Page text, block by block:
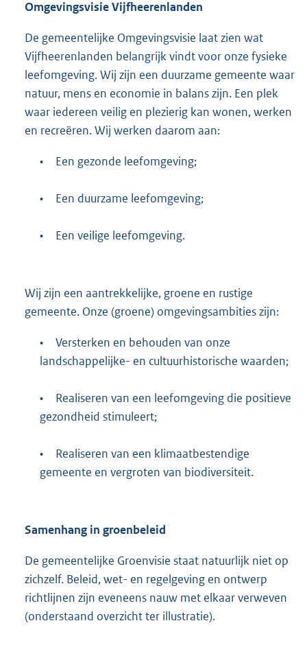
Omgevingsvisie Vijfheerenlanden
De gemeentelijke Omgevingsvisie laat zien wat
Vijfheerenlanden belangrijk vindt voor onze fysieke
leefomgeving. Wij zijn een duurzame gemeente waar
natuur, mens en economie in balans zijn. Een plek
waar iedereen veilig en plezierig kan wonen, werken
en recreëren. Wij werken daarom aan:
• Een gezonde leefomgeving;
• Een duurzame leefomgeving;
• Een veilige leefomgeving.
Wij zijn een aantrekkelijke, groene en rustige
gemeente. Onze (groene) omgevingsambities zijn:
•
Versterken en behouden van onze
landschappelijke- en cultuurhistorische waarden;
•
Realiseren van een leefomgeving die positieve
gezondheid stimuleert;
•
Realiseren van een klimaatbestendige
gemeente en vergroten van biodiversiteit.
Samenhang in groenbeleid
De gemeentelijke Groenvisie staat natuurlijk niet op
zichzelf. Beleid, wet- en regelgeving en ontwerp
richtlijnen zijn eveneens nauw met elkaar verweven
(onderstaand overzicht ter illustratie).